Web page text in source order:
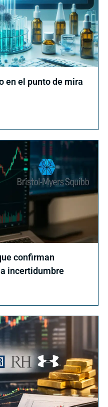
en el punto de mira
confirman
incertidumbre